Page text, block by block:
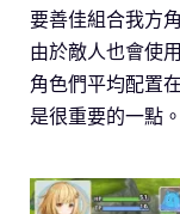
要善佳組合我方
由於敵人也會使
角色們平均配置
是很重要的一點。